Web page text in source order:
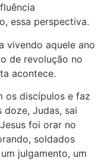
essa perspectiva.
vivendo aquele ano
de revolução no
acontece.
os discípulos e faz
doze, Judas, sai
foi orar no
soldados
julgamento, um